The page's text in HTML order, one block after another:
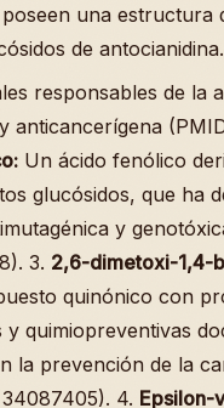
una estructura
de antocianidina.
responsables de la
anticancerígena
Un ácido fenólico
glucósidos, que ha
y
3. 2,6-dimetoxi-1,4-
quinónico con
y quimiopreventivas
la prevención de la
4. Epsilon-